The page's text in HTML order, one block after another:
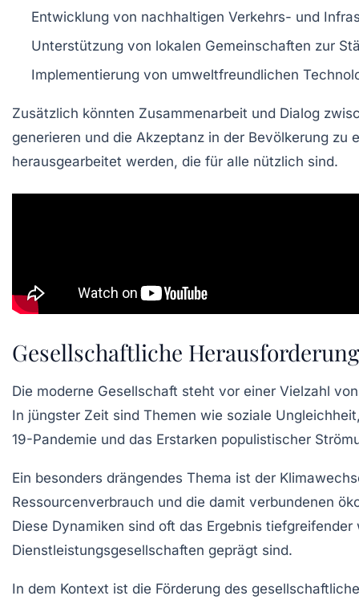
Entwicklung von nachhaltigen Verkehrs- und
Unterstützung von lokalen Gemeinschaften zur
Implementierung von umweltfreundlichen
Zusätzlich könnten Zusammenarbeit und Dialog
generieren und die Akzeptanz in der Bevölkerung
herausgearbeitet werden, die für alle nützlich sind.
Gesellschaftliche
Die moderne Gesellschaft steht vor einer Vielzahl
In jüngster Zeit sind Themen wie soziale Ungleichheit
19-Pandemie und das Erstarken populistischer
Ein besonders drängendes Thema ist der
Ressourcenverbrauch und die damit verbundenen
Diese Dynamiken sind oft das Ergebnis tiefgreifender
Dienstleistungsgesellschaften geprägt sind.
In dem Kontext ist die Förderung des